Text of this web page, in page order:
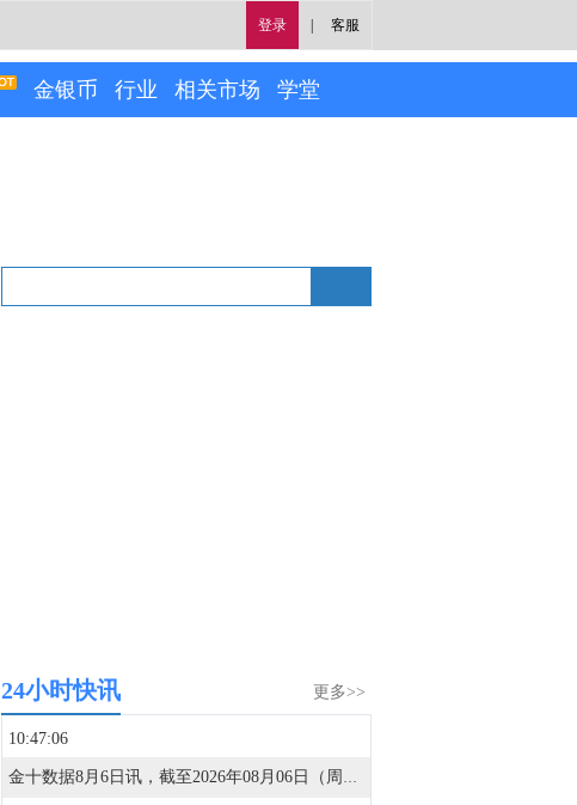
登录 客服
金银币 行业 相关市场 学堂
更多>>
24小时快讯
10:47:06
金十数据8月6日讯，截至2026年08月06日（周四）10:40，景旺电子获主力资金净流入9.17亿元居首位，其次分别是胜宏科技（8.19亿元）、方正科技（7.32亿元）、长电科技（7.13亿元）、工业富联（4.08亿元）、有研新材（3.50亿元）、江丰电子（3.32亿元）、通富微电（3.03亿元）、云南锗业（2.94亿元）、光库科技（2.80亿元）；主力资金流出规模居首的个股是长鑫科技（-19.57亿元），其次是宁德时代（-12.89亿元）、风华高科（-8.69亿元）、兆易创新（-7.00亿元）、东山精密（-6.69亿元）、蓝色光标（-5.44亿元）、新易盛（-5.34亿元）、中际旭创（-5.02亿元）、东方财富（-4.86亿元）、澜起科技（-4.85亿元）。